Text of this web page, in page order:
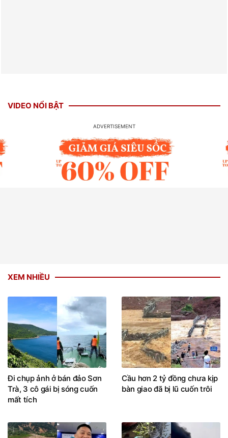
VIDEO NỔI BẬT
XEM NHIỀU
Đi chụp ảnh ở bán đảo Sơn
Trà, 3 cô gái bị sóng cuốn
mất tích
Cầu hơn 2 tỷ đồng chưa kịp
bàn giao đã bị lũ cuốn trôi